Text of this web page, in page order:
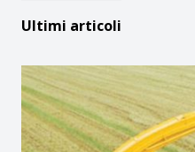
Ultimi articoli